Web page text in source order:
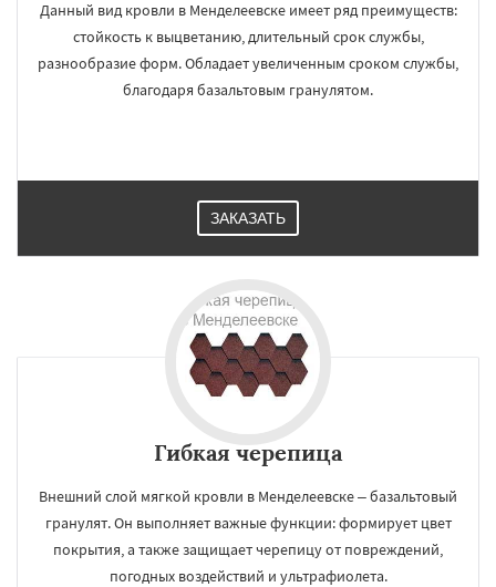
Данный вид кровли в Менделеевске имеет ряд преимуществ:
стойкость к выцветанию, длительный срок службы,
разнообразие форм. Обладает увеличенным сроком службы,
благодаря базальтовым гранулятом.
ЗАКАЗАТЬ
Гибкая черепица
Внешний слой мягкой кровли в Менделеевске – базальтовый
гранулят. Он выполняет важные функции: формирует цвет
покрытия, а также защищает черепицу от повреждений,
погодных воздействий и ультрафиолета.